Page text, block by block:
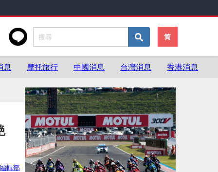
简
息 摩托旅行 中國消息 台灣消息 香港消息
輯部